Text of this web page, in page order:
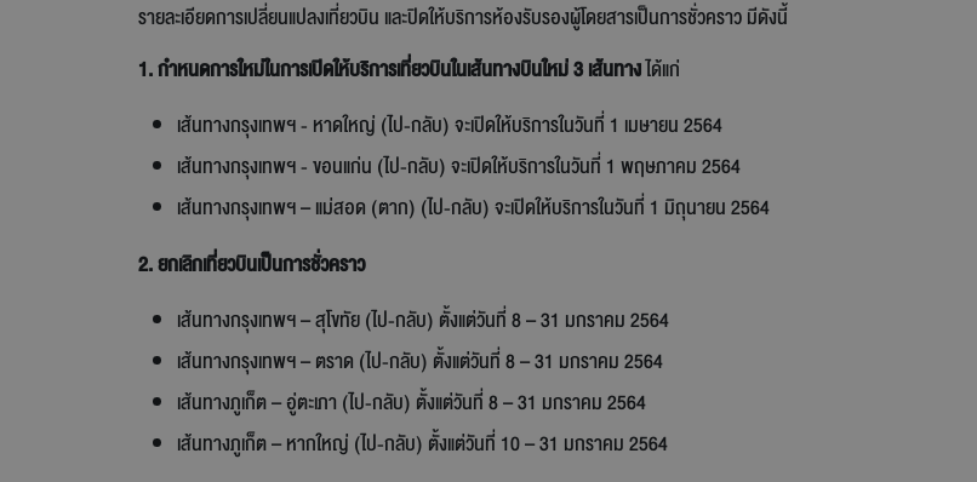
รายละเอียดการเปลี่ยนแปลงเที่ยวบิน และปิดให้บริการห้องรับรองผู้โดยสารเป็นการชั่วคราว มีดังนี้
1. กำหนดการใหม่ในการเปิดให้บริการเที่ยวบินในเส้นทางบินใหม่ 3 เส้นทางได้แก่
เส้นทางกรุงเทพฯ - หาดใหญ่ (ไป-กลับ) จะเปิดให้บริการในวันที่ 1 เมษายน 2564
เส้นทางกรุงเทพฯ - ขอนแก่น (ไป-กลับ) จะเปิดให้บริการในวันที่ 1 พฤษภาคม 2564
เส้นทางกรุงเทพฯ – แม่สอด (ตาก) (ไป-กลับ) จะเปิดให้บริการในวันที่ 1 มิถุนายน 2564
2. ยกเลิกเที่ยวบินเป็นการชั่วคราว
เส้นทางกรุงเทพฯ – สุโขทัย (ไป-กลับ) ตั้งแต่วันที่ 8 – 31 มกราคม 2564
เส้นทางกรุงเทพฯ – ตราด (ไป-กลับ) ตั้งแต่วันที่ 8 – 31 มกราคม 2564
เส้นทางภูเก็ต – อู่ตะเภา (ไป-กลับ) ตั้งแต่วันที่ 8 – 31 มกราคม 2564
เส้นทางภูเก็ต – หากใหญ่ (ไป-กลับ) ตั้งแต่วันที่ 10 – 31 มกราคม 2564